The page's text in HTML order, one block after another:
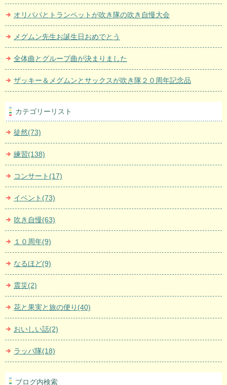
オリパパとトランペットが吹き隊の吹き自慢大会
メグムン先生お誕生日おめでとう
全体曲とグループ曲が決まりました
ザッキー＆メグムンとサックスが吹き隊２０周年記念品
カテゴリーリスト
徒然(73)
練習(138)
コンサート(17)
イベント(73)
吹き自慢(63)
１０周年(9)
なるほど(9)
震災(2)
花と果実と旅の便り(40)
おいしい話(2)
ラッパ隊(18)
ブログ内検索